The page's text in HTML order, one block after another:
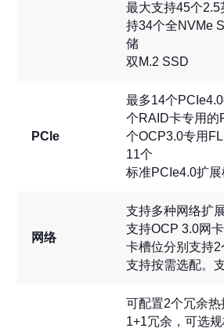
最大支持45个2.5
持34个全NVMe
储
双M.2 SSD
PCle
最多14个
个RAID卡专用的
个OCP3.0专用
11个
标准PCIe4.0扩展
网络
支持多种网络扩
支持OCP 3.0网
卡槽位分别支持2
支持按需选配。
可配置2个冗余
1+1冗余，可选规